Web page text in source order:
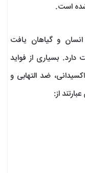
شده است.
و گیاهان یافت
بسیاری از فواید
ضد التهابی و
از: